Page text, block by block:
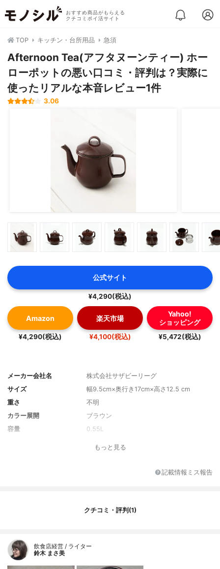
おすすめ商品がもらえる
クチコミポイ活サイト
TOP キッチン・台所用品 急須
Afternoon Tea(アフタヌーンティー) ホー
ローポットの悪い口コミ・評判は？実際に
使ったリアルな本音レビュー1件
3.06
公式サイト
¥4,290(税込)
Amazon
¥4,290(税込)
楽天市場
¥4,100(税込)
Yahoo!
ショッピング
¥5,472(税込)
メーカー会社名
株式会社サザビーリーグ
サイズ
幅9.5cm×奥行き17cm×高さ12.5 cm
重さ
不明
カラー展開
ブラウン
容量
0.55L
もっと見る
記載情報ミス報告
クチコミ・評判(1)
飲食店経営 / ライター
鈴木 まさ美